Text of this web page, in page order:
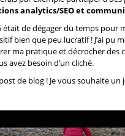
analytics/SEO et
était de dégager du temps pour
bien que peu lucratif ! J’ai
ma pratique et décrocher des
avez besoin d’un cliché.
de blog ! Je vous souhaite un